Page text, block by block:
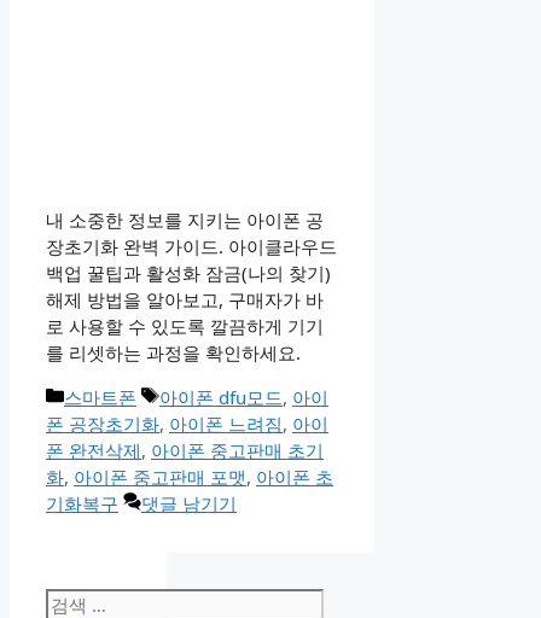
내 소중한 정보를 지키는 아이폰 공
장초기화 완벽 가이드. 아이클라우드
백업 꿀팁과 활성화 잠금(나의 찾기)
해제 방법을 알아보고, 구매자가 바
로 사용할 수 있도록 깔끔하게 기기
를 리셋하는 과정을 확인하세요.
카
테
고
리
스마트폰
태
그
아이폰 dfu모드, 아이
폰 공장초기화, 아이폰 느려짐, 아이
폰 완전삭제, 아이폰 중고판매 초기
화, 아이폰 중고판매 포맷, 아이폰 초
기화복구
댓글 남기기
검